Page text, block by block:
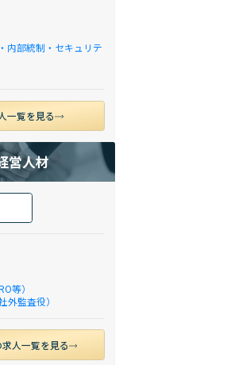
内部統制・セキュリテ
一覧を見る
営人材
等）
外監査役）
人一覧を見る